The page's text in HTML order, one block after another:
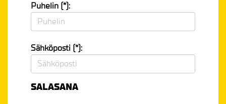
Puhelin (*):
Sähköposti (*):
SALASANA